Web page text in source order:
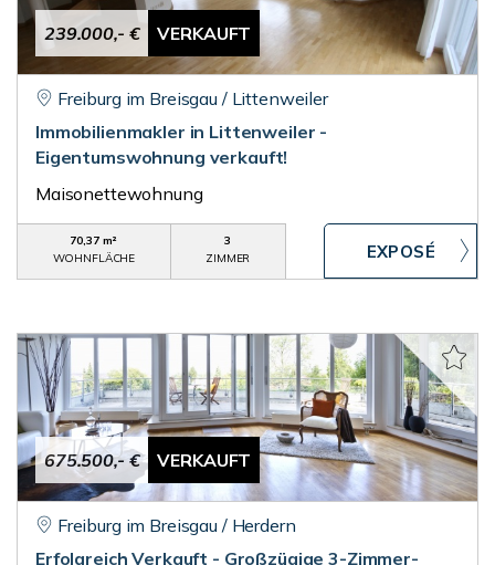
239.000,- € VERKAUFT
Freiburg im Breisgau / Littenweiler
Immobilienmakler in Littenweiler -
Eigentumswohnung verkauft!
Maisonettewohnung
70,37 m²
WOHNFLÄCHE
3
ZIMMER
675.500,- € VERKAUFT
Freiburg im Breisgau / Herdern
Erfolgreich Verkauft - Großzügige 3-Zimmer-